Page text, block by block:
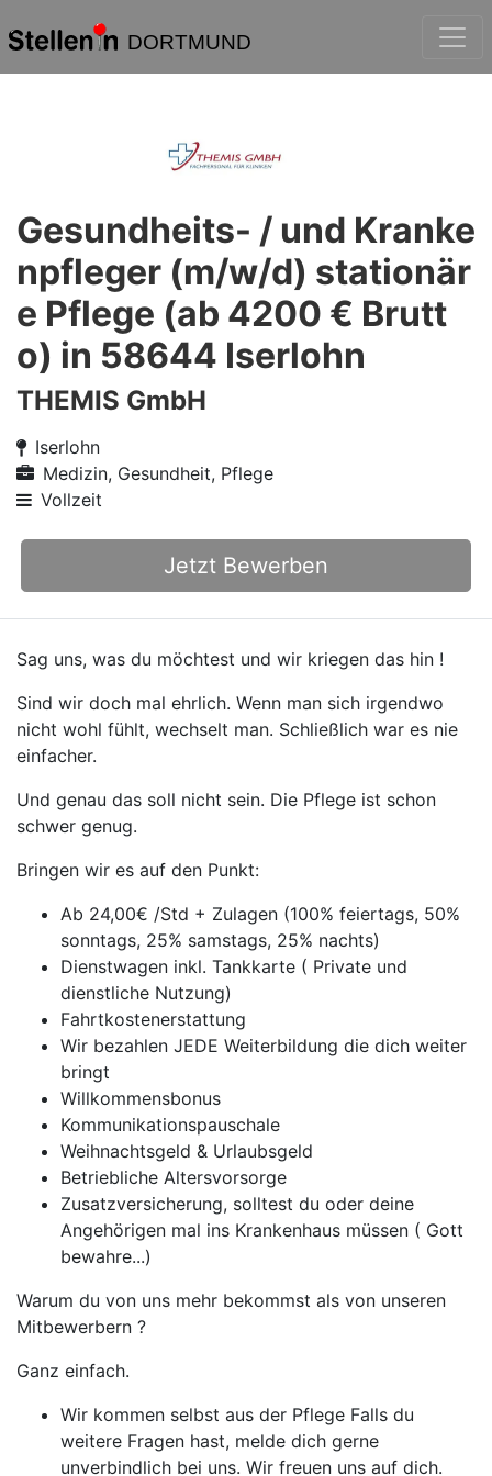
DORTMUND
Gesundheits- / und Kranke
npfleger (m/w/d) stationär
e Pflege (ab 4200 € Brutt
o) in 58644 Iserlohn
THEMIS GmbH
Iserlohn
Medizin, Gesundheit, Pflege
Vollzeit
Jetzt Bewerben
Sag uns, was du möchtest und wir kriegen das hin !
Sind wir doch mal ehrlich. Wenn man sich irgendwo
nicht wohl fühlt, wechselt man. Schließlich war es nie
einfacher.
Und genau das soll nicht sein. Die Pflege ist schon
schwer genug.
Bringen wir es auf den Punkt:
Ab 24,00€ /Std + Zulagen (100% feiertags, 50%
sonntags, 25% samstags, 25% nachts)
Dienstwagen inkl. Tankkarte ( Private und
dienstliche Nutzung)
Fahrtkostenerstattung
Wir bezahlen JEDE Weiterbildung die dich weiter
bringt
Willkommensbonus
Kommunikationspauschale
Weihnachtsgeld & Urlaubsgeld
Betriebliche Altersvorsorge
Zusatzversicherung, solltest du oder deine
Angehörigen mal ins Krankenhaus müssen ( Gott
bewahre...)
Warum du von uns mehr bekommst als von unseren
Mitbewerbern ?
Ganz einfach.
Wir kommen selbst aus der Pflege Falls du
weitere Fragen hast, melde dich gerne
unverbindlich bei uns. Wir freuen uns auf dich.